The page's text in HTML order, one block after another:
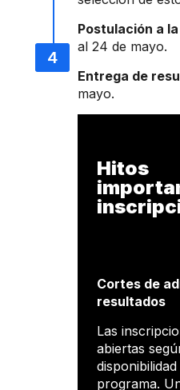
Postulación a
al 24 de mayo.
Entrega de
mayo.
Hitos
Cortes de
resultados
Las
abiertas
programa.